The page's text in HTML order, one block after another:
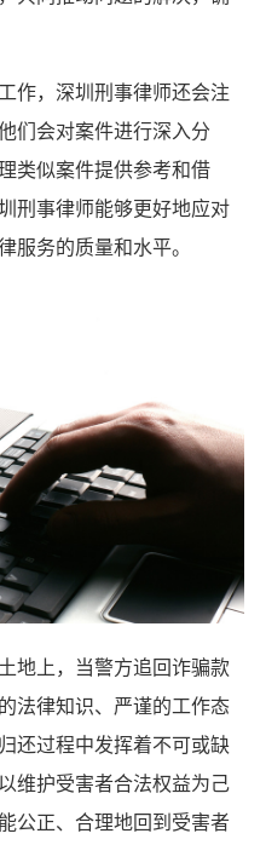
，深圳刑事律师还会注
们会对案件进行深入分
类似案件提供参考和借
刑事律师能够更好地应对
服务的质量和水平。
上，当警方追回诈骗款
法律知识、严谨的工作态
还过程中发挥着不可或缺
维护受害者合法权益为己
公正、合理地回到受害者